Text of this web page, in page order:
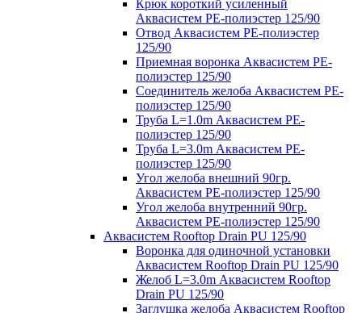
Крюк короткий усиленный
Аквасистем PE-полиэстер 125/90
Отвод Аквасистем РЕ-полиэстер
125/90
Приемная воронка Аквасистем PE-
полиэстер 125/90
Соединитель желоба Аквасистем PE-
полиэстер 125/90
Труба L=1.0m Аквасистем PE-
полиэстер 125/90
Труба L=3.0m Аквасистем PE-
полиэстер 125/90
Угол желоба внешний 90гр.
Аквасистем PE-полиэстер 125/90
Угол желоба внутренний 90гр.
Аквасистем PE-полиэстер 125/90
Аквасистем Rooftop Drain PU 125/90
Воронка для одиночной установки
Аквасистем Rooftop Drain PU 125/90
Желоб L=3.0m Аквасистем Rooftop
Drain PU 125/90
Заглушка желоба Аквасистем Rooftop